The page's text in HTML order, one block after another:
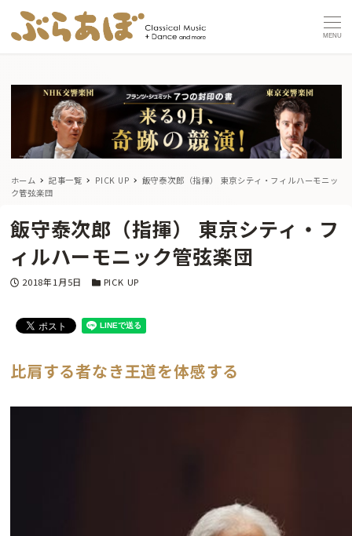
MENU
ホーム 記事一覧 PICK UP
飯守泰次郎（指揮） 東京シティ・フィルハーモニッ
ク管弦楽団
飯守泰次郎（指揮） 東京シティ・フ
ィルハーモニック管弦楽団
投稿日
2018年1月5日 カテゴリー
PICK UP
比肩する者なき王道を体感する